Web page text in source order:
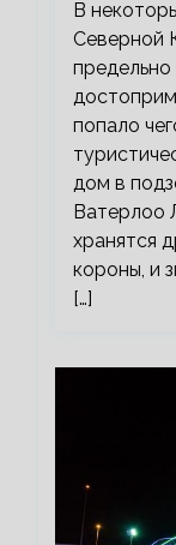
В
Северной
попало
дом в
Ватерлоо
хранятся
короны, и
[…]